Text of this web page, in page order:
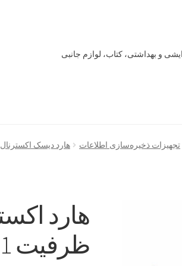
و بهداشتی، کتاب، لوازم جانبی
Offline
Our office
Sample Page
style guide تجهیزات ذخیره‌سازی اطلاعات هارد دیسک اکسترنال
ظرفیت 1 ترابایت